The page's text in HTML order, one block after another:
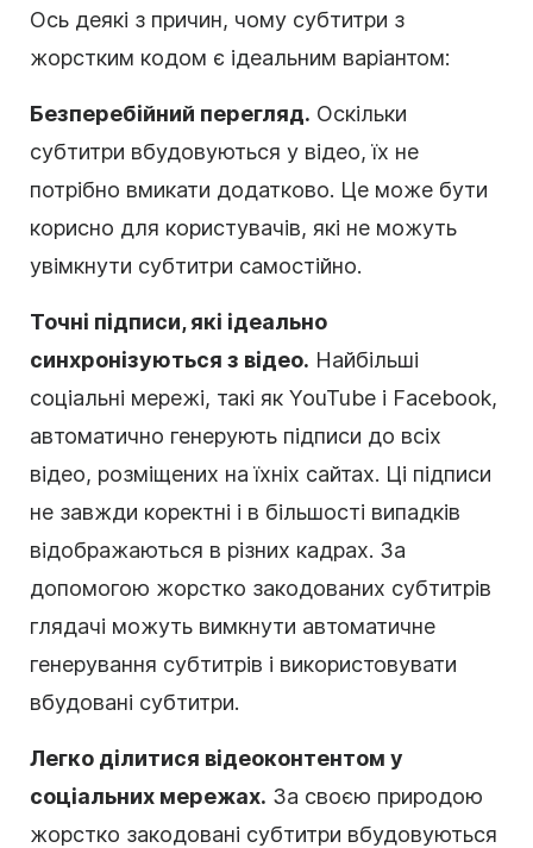
Ось деякі з причин, чому субтитри з
жорстким кодом є ідеальним варіантом:
Безперебійний перегляд. Оскільки
субтитри вбудовуються у відео, їх не
потрібно вмикати додатково. Це може бути
корисно для користувачів, які не можуть
увімкнути субтитри самостійно.
Точні підписи, які ідеально
синхронізуються з відео. Найбільші
соціальні мережі, такі як YouTube і Facebook,
автоматично генерують підписи до всіх
відео, розміщених на їхніх сайтах. Ці підписи
не завжди коректні і в більшості випадків
відображаються в різних кадрах. За
допомогою жорстко закодованих субтитрів
глядачі можуть вимкнути автоматичне
генерування субтитрів і використовувати
вбудовані субтитри.
Легко ділитися відеоконтентом у
соціальних мережах. За своєю природою
жорстко закодовані субтитри вбудовуються